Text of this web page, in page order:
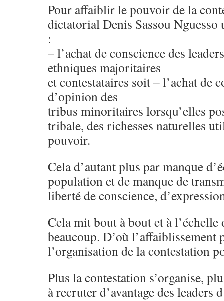
Pour affaiblir le pouvoir de la
dictatorial Denis Sassou
:
– l’achat de conscience des
ethniques majoritaires
et contestataires soit – l’achat de
d’opinion des
tribus minoritaires lorsqu’elles
tribale, des richesses naturelles
pouvoir.
Cela d’autant plus par manque
population et de manque de
liberté de conscience,
Cela mit bout à bout et à l’échelle
beaucoup. D’où l’affaiblissement
l’organisation de la contestation
Plus la contestation s’organise,
à recruter d’avantage des leaders